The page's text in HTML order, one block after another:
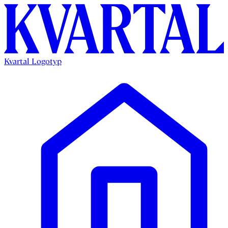
Kvartal Logotyp